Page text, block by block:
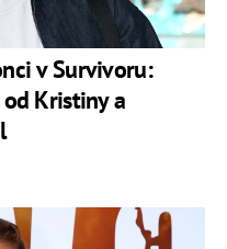
v Survivoru:
Kristiny a